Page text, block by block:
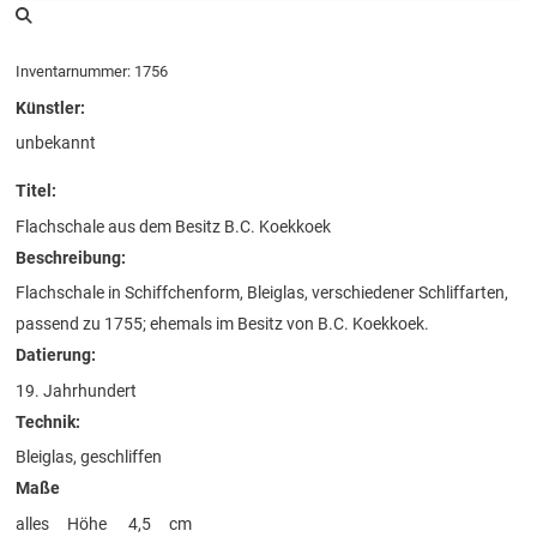
Inventarnummer: 1756
Künstler:
unbekannt
Titel:
Flachschale aus dem Besitz B.C. Koekkoek
Beschreibung:
Flachschale in Schiffchenform, Bleiglas, verschiedener Schliffarten,
passend zu 1755; ehemals im Besitz von B.C. Koekkoek.
Datierung:
19. Jahrhundert
Technik:
Bleiglas, geschliffen
Maße
alles
Höhe
4,5
cm